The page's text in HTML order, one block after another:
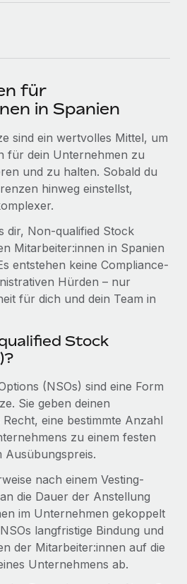
für globale HR & Compliance
Screening
Gründung von
von Mitarbeiter:innen
von Benefits
von Global-HR-Funktionen in deine
einer Partnerschaft
und KI-Automatisierung
Weaviate sein Team mit
Weaviate entwickelt KI-basierte
Das...
Erfolgsgeschichte einer
mit Remote
über die unglaubliche
erfolgreichen...
und Qualifikationen
Produkten: Integration mit
Contractor Management
wir bei Remote Unternehmen
die beste...
für
in Spanien
sind ein wertvolles Mittel, um
für dein Unternehmen zu
und zu halten. Sobald du
hinweg einstellst,
dir, Non-qualified Stock
Mitarbeiter:innen in Spanien
entstehen keine Compliance-
Hürden – nur
für dich und dein Team in
Stock
(NSOs) sind eine Form
Sie geben deinen
eine bestimmte Anzahl
zu einem festen
Ausübungspreis.
nach einem Vesting-
die Dauer der Anstellung
im Unternehmen gekoppelt
langfristige Bindung und
der Mitarbeiter:innen auf die
Unternehmens ab.